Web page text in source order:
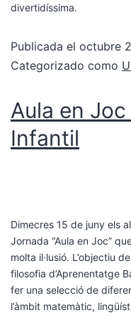
divertidíssima.
Publicada el octubre
Categorizado como
Aula en
Infantil
Dimecres 15 de juny els
Jornada “Aula en Joc”
molta il·lusió. L’objectiu
filosofia d’Aprenentatge
fer una selecció de
l’àmbit matemàtic,